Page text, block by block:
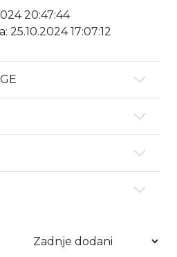
20:47:44
17:07:12